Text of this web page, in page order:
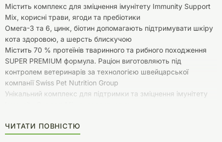
Містить комплекс для зміцнення імунітету Immunity Support
Mix, корисні трави, ягоди та пребіотики
Омега-3 та 6, цинк, біотин допомагають підтримувати шкіру
кота здоровою, а шерсть блискучою
Містить 70 % протеїнів тваринного та рибного походження
SUPER PREMIUM формула. Раціон виготовляють під
контролем ветеринарів за технологією швейцарської
компанії Swiss Pet Nutrition Group
Унікальний комплекс для підтримки та зміцнення імунітету
імунної системи для довгого життя тварини.
Пребіотик нового покоління Actigen - унормовує баланс
ЧИТАТИ ПОВНІСТЮ